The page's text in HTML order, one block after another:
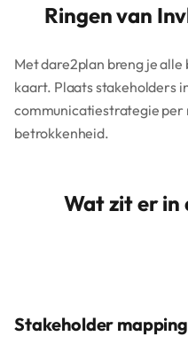
Ringen van
Met dare2plan breng je
kaart. Plaats stakeholders
communicatiestrategie per
betrokkenheid.
Wat zit er in
Stakeholder mapping